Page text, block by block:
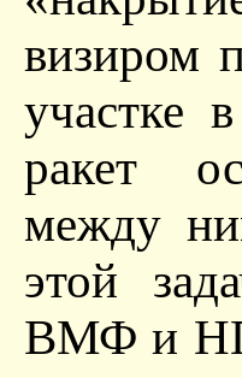
визиром
участке
ракет
между
этой
ВМФ и